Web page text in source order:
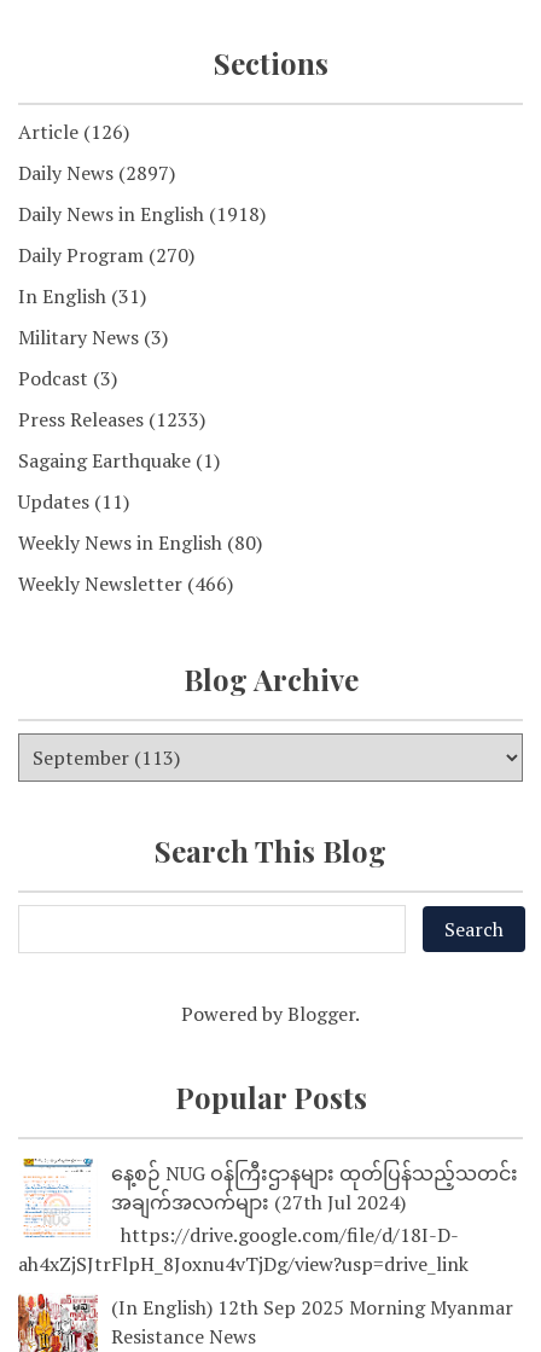
Sections
Article (126)
Daily News (2897)
Daily News in English (1918)
Daily Program (270)
In English (31)
Military News (3)
Podcast (3)
Press Releases (1233)
Sagaing Earthquake (1)
Updates (11)
Weekly News in English (80)
Weekly Newsletter (466)
Blog Archive
Search This Blog
Powered byBlogger.
Popular Posts
နေ့စဉ် NUG ဝန်ကြီးဌာနများ ထုတ်ပြန်သည့်သတင်း
အချက်အလက်များ (27th Jul 2024)
https://drive.google.com/file/d/18I-D-
ah4xZjSJtrFlpH_8Joxnu4vTjDg/view?usp=drive_link
(In English) 12th Sep 2025 Morning Myanmar
Resistance News